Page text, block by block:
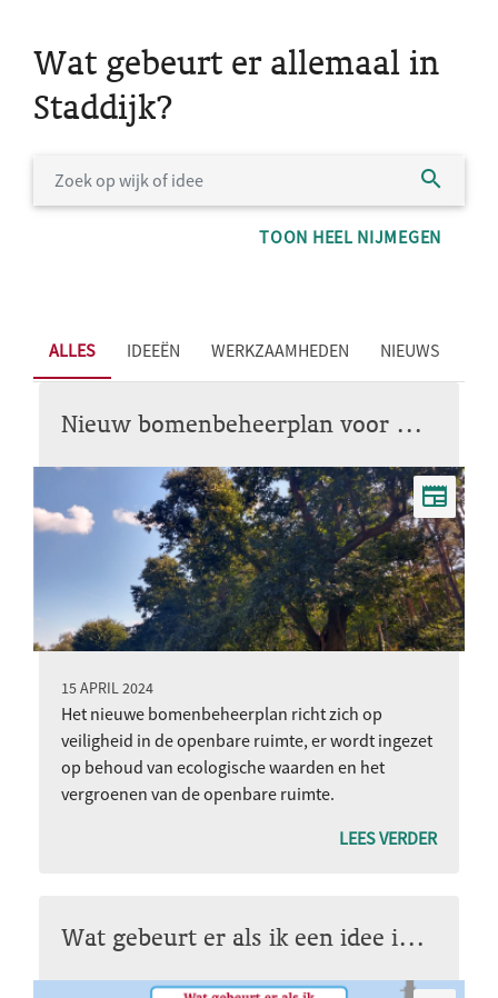
Wat gebeurt er allemaal in
Staddijk?
TOON HEEL NIJMEGEN
ALLES IDEEËN WERKZAAMHEDEN NIEUWS
Nieuw bomenbeheerplan voor Nijmegen
15 APRIL 2024
Het nieuwe bomenbeheerplan richt zich op
veiligheid in de openbare ruimte, er wordt ingezet
op behoud van ecologische waarden en het
vergroenen van de openbare ruimte.
LEES VERDER
Wat gebeurt er als ik een idee indien?